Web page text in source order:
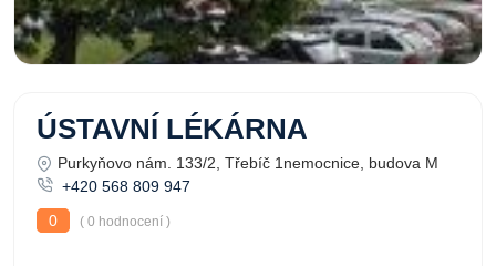
ÚSTAVNÍ LÉKÁRNA
Purkyňovo nám. 133/2, Třebíč 1nemocnice, budova M
+420 568 809 947
0
( 0 hodnocení )